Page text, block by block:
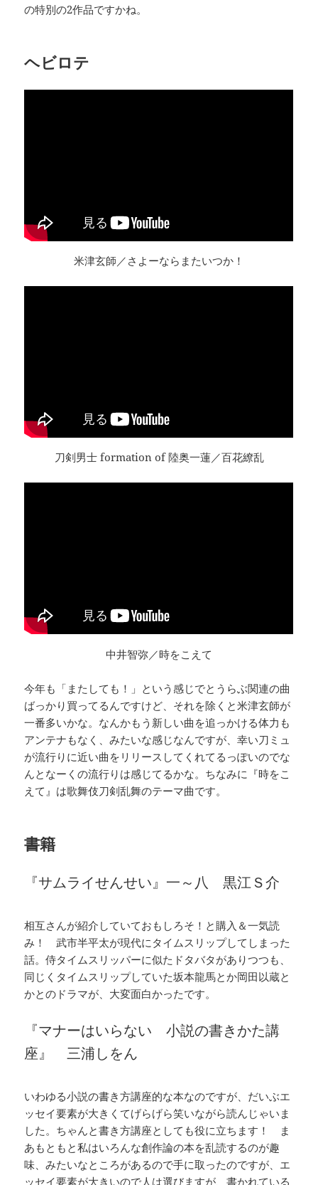
の特別の2作品ですかね。
ヘビロテ
米津玄師／さよーならまたいつか！
刀剣男士 formation of 陸奥一蓮／百花繚乱
中井智弥／時をこえて
今年も「またしても！」という感じでとうらぶ関連の曲
ばっかり買ってるんですけど、それを除くと米津玄師が
一番多いかな。なんかもう新しい曲を追っかける体力も
アンテナもなく、みたいな感じなんですが、幸い刀ミュ
が流行りに近い曲をリリースしてくれてるっぽいのでな
んとなーくの流行りは感じてるかな。ちなみに『時をこ
えて』は歌舞伎刀剣乱舞のテーマ曲です。
書籍
『サムライせんせい』一～八 黒江Ｓ介
相互さんが紹介していておもしろそ！と購入＆一気読
み！ 武市半平太が現代にタイムスリップしてしまった
話。侍タイムスリッパーに似たドタバタがありつつも、
同じくタイムスリップしていた坂本龍馬とか岡田以蔵と
かとのドラマが、大変面白かったです。
『マナーはいらない 小説の書きかた講
座』 三浦しをん
いわゆる小説の書き方講座的な本なのですが、だいぶエ
ッセイ要素が大きくてげらげら笑いながら読んじゃいま
した。ちゃんと書き方講座としても役に立ちます！ ま
あもともと私はいろんな創作論の本を乱読するのが趣
味、みたいなところがあるので手に取ったのですが、エ
ッセイ要素が大きいので人は選びますが、書かれている